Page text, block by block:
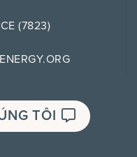
(7823)
TÔI